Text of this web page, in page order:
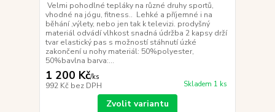
Velmi pohodlné tepláky na různé druhy sportů,
vhodné na jógu, fitness.. Lehké a příjemné i na
běhání ,výlety, nebo jen tak k televizi. prodyšný
materiál odvádí vlhkost snadná údržba 2 kapsy drží
tvar elastický pas s možností stáhnutí úzké
zakončení u nohy materiál: 50%polyester,
50%bavlna barva:...
1 200 Kč/ks
992 Kč bez DPH Skladem 1 ks
Zvolit variantu